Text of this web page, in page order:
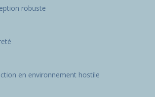
robuste
en environnement hostile